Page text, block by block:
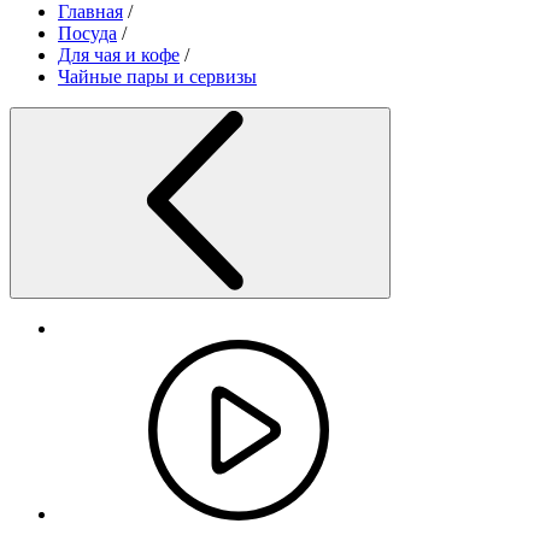
Главная /
Посуда /
Для чая и кофе /
Чайные пары и сервизы